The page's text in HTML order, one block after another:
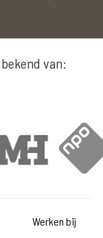
van:
Werken bij